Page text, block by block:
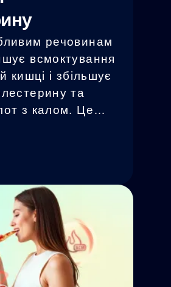
речовинам
всмоктування
кишці і збільшує
та
з калом. Це
протеїну і
лише 1,3 мг
білка з
близько 300